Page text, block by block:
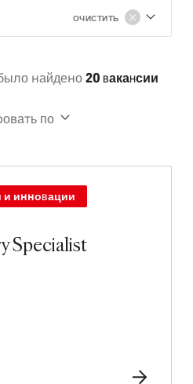
ОЧИСТИТЬ
найдено 20 вакансии
по
Specialist
и инновации